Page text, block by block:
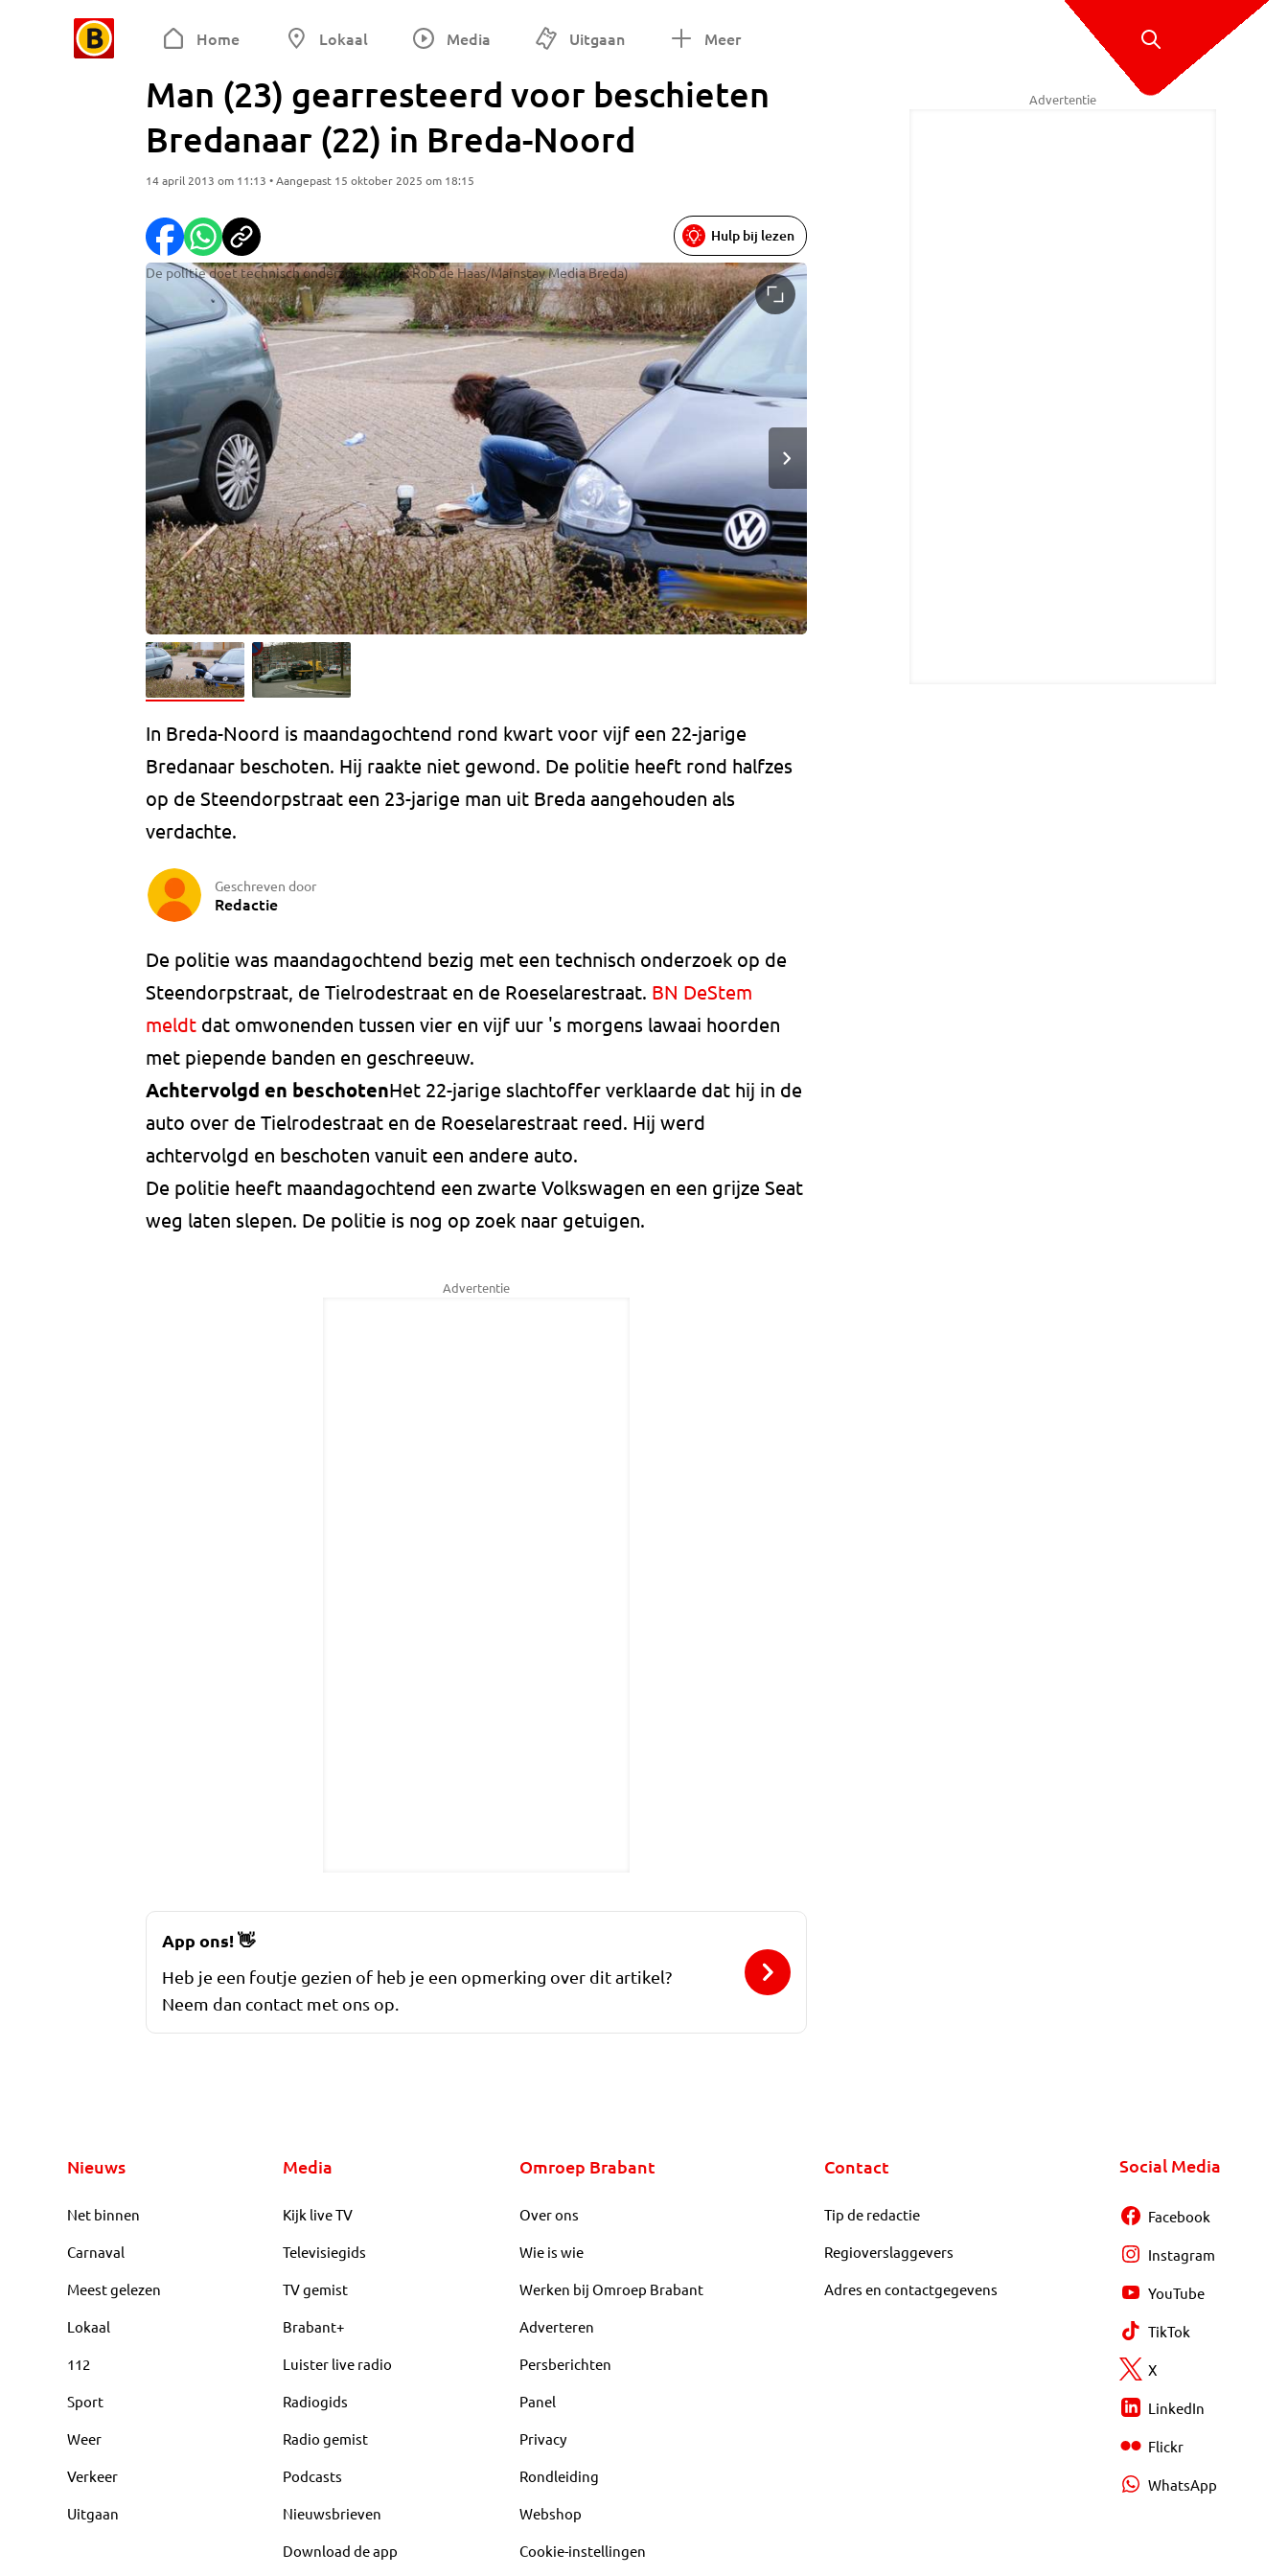
Home Lokaal Media Uitgaan Meer
Man (23) gearresteerd voor beschieten
Bredanaar (22) in Breda-Noord
14 april 2013 om 11:13 • Aangepast 15 oktober 2025 om 18:15
De politie doet technisch onderzoek. (Foto: Rob de Haas/Mainstay Media Breda)
Hulp bij lezen
In Breda-Noord is maandagochtend rond kwart voor vijf een 22-jarige
Bredanaar beschoten. Hij raakte niet gewond. De politie heeft rond halfzes
op de Steendorpstraat een 23-jarige man uit Breda aangehouden als
verdachte.
Geschreven door
Redactie
De politie was maandagochtend bezig met een technisch onderzoek op de
Steendorpstraat, de Tielrodestraat en de Roeselarestraat. BN DeStem
meldt dat omwonenden tussen vier en vijf uur 's morgens lawaai hoorden
met piepende banden en geschreeuw.
Achtervolgd en beschotenHet 22-jarige slachtoffer verklaarde dat hij in de
auto over de Tielrodestraat en de Roeselarestraat reed. Hij werd
achtervolgd en beschoten vanuit een andere auto.
De politie heeft maandagochtend een zwarte Volkswagen en een grijze Seat
weg laten slepen. De politie is nog op zoek naar getuigen.
Advertentie
Advertentie
App ons!👋
Heb je een foutje gezien of heb je een opmerking over dit artikel?
Neem dan contact met ons op.
Nieuws
Net binnen
Carnaval
Meest gelezen
Lokaal
112
Sport
Weer
Verkeer
Uitgaan
Media
Kijk live TV
Televisiegids
TV gemist
Brabant+
Luister live radio
Radiogids
Radio gemist
Podcasts
Nieuwsbrieven
Download de app
Omroep Brabant
Over ons
Wie is wie
Werken bij Omroep Brabant
Adverteren
Persberichten
Panel
Privacy
Rondleiding
Webshop
Cookie-instellingen
Contact
Tip de redactie
Regioverslaggevers
Adres en contactgegevens
Social Media
Facebook
Instagram
YouTube
TikTok
X
LinkedIn
Flickr
WhatsApp